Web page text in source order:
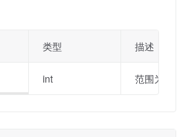
类型 描述
int 范围为 0 ~